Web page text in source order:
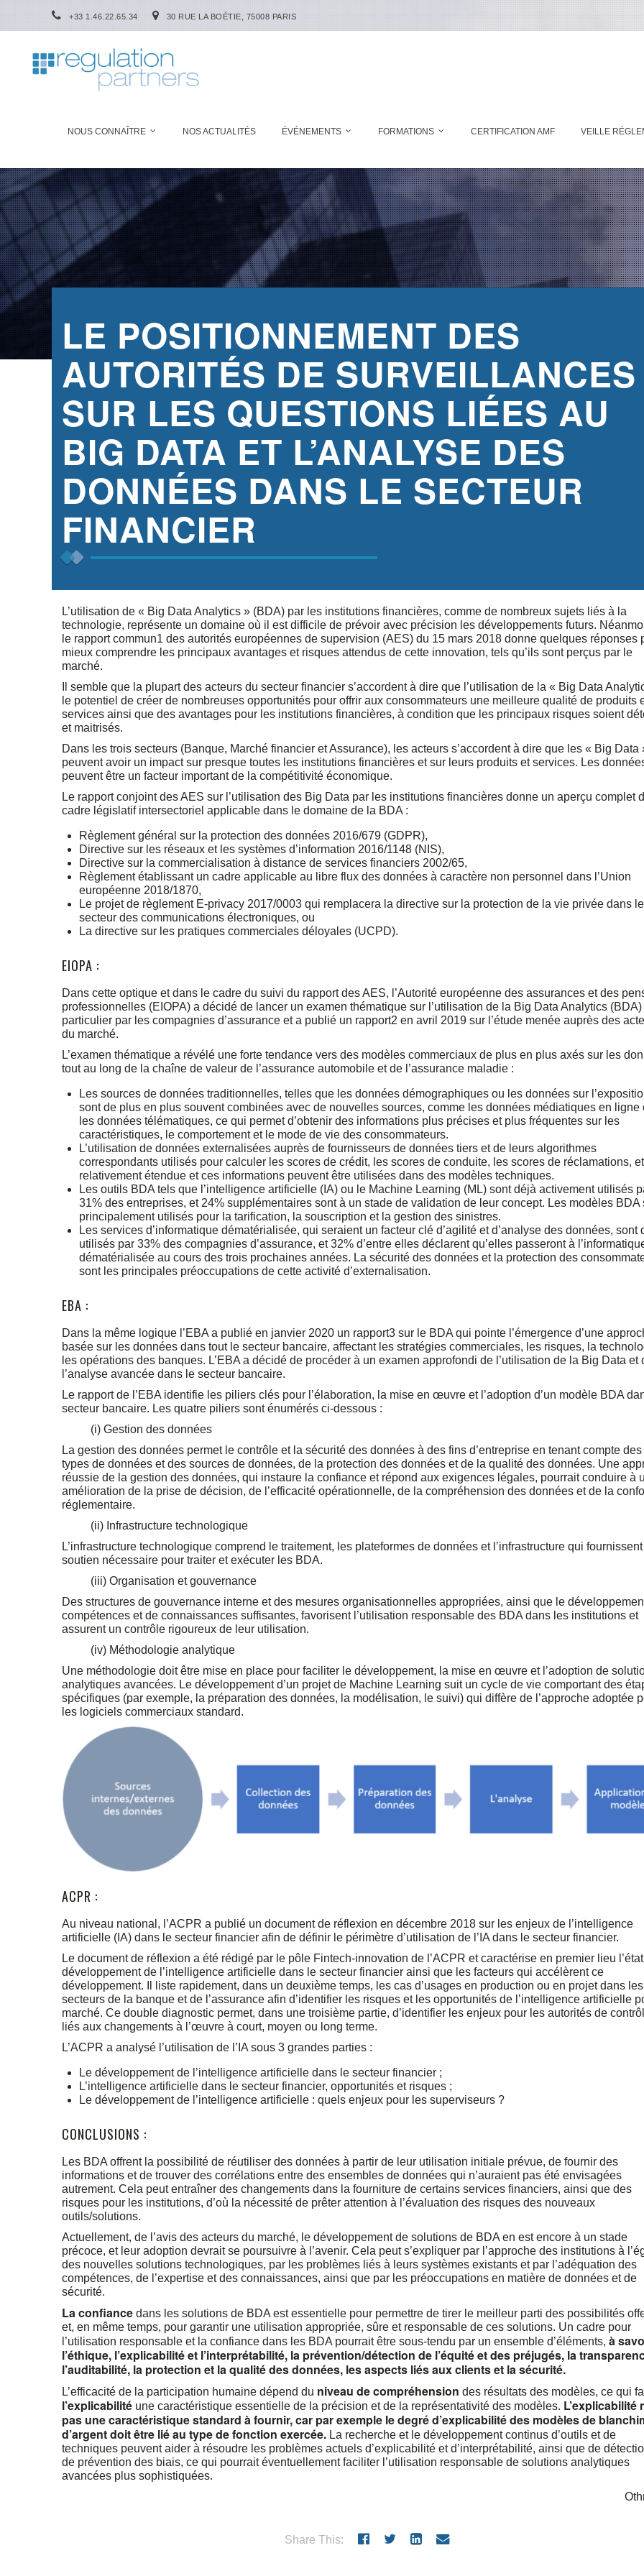
+33 1.46.22.65.34 30 RUE LA BOÉTIE, 75008 PARIS
NOUS CONNAÎTRE NOS ACTUALITÉS ÉVÉNEMENTS FORMATIONS CERTIFICATION AMF VEILLE
LE POSITIONNEMENT DES
AUTORITÉS DE SURVEILLANCES
SUR LES QUESTIONS LIÉES AU
BIG DATA ET L’ANALYSE DES
DONNÉES DANS LE SECTEUR
FINANCIER
L’utilisation de « Big Data Analytics » (BDA) par les institutions financières, comme de nombreux sujets liés à la
technologie, représente un domaine où il est difficile de prévoir avec précision les développements futurs.
le rapport commun1 des autorités européennes de supervision (AES) du 15 mars 2018 donne quelques réponses
mieux comprendre les principaux avantages et risques attendus de cette innovation, tels qu’ils sont perçus par le
marché.
Il semble que la plupart des acteurs du secteur financier s’accordent à dire que l’utilisation de la « Big Data
le potentiel de créer de nombreuses opportunités pour offrir aux consommateurs une meilleure qualité de produits
services ainsi que des avantages pour les institutions financières, à condition que les principaux risques soient
et maitrisés.
Dans les trois secteurs (Banque, Marché financier et Assurance), les acteurs s’accordent à dire que les « Big Data
peuvent avoir un impact sur presque toutes les institutions financières et sur leurs produits et services. Les
peuvent être un facteur important de la compétitivité économique.
Le rapport conjoint des AES sur l’utilisation des Big Data par les institutions financières donne un aperçu complet
cadre législatif intersectoriel applicable dans le domaine de la BDA :
Règlement général sur la protection des données 2016/679 (GDPR),
Directive sur les réseaux et les systèmes d’information 2016/1148 (NIS),
Directive sur la commercialisation à distance de services financiers 2002/65,
Règlement établissant un cadre applicable au libre flux des données à caractère non personnel dans l’Union
européenne 2018/1870,
Le projet de règlement E-privacy 2017/0003 qui remplacera la directive sur la protection de la vie privée dans le
secteur des communications électroniques, ou
La directive sur les pratiques commerciales déloyales (UCPD).
EIOPA :
Dans cette optique et dans le cadre du suivi du rapport des AES, l’Autorité européenne des assurances et des
professionnelles (EIOPA) a décidé de lancer un examen thématique sur l’utilisation de la Big Data Analytics (BDA)
particulier par les compagnies d’assurance et a publié un rapport2 en avril 2019 sur l’étude menée auprès des
du marché.
L’examen thématique a révélé une forte tendance vers des modèles commerciaux de plus en plus axés sur les
tout au long de la chaîne de valeur de l’assurance automobile et de l’assurance maladie :
Les sources de données traditionnelles, telles que les données démographiques ou les données sur
sont de plus en plus souvent combinées avec de nouvelles sources, comme les données médiatiques en ligne
les données télématiques, ce qui permet d’obtenir des informations plus précises et plus fréquentes sur les
caractéristiques, le comportement et le mode de vie des consommateurs.
L’utilisation de données externalisées auprès de fournisseurs de données tiers et de leurs algorithmes
correspondants utilisés pour calculer les scores de crédit, les scores de conduite, les scores de réclamations,
relativement étendue et ces informations peuvent être utilisées dans des modèles techniques.
Les outils BDA tels que l’intelligence artificielle (IA) ou le Machine Learning (ML) sont déjà activement utilisés
31% des entreprises, et 24% supplémentaires sont à un stade de validation de leur concept. Les modèles BDA
principalement utilisés pour la tarification, la souscription et la gestion des sinistres.
Les services d’informatique dématérialisée, qui seraient un facteur clé d’agilité et d’analyse des données, sont
utilisés par 33% des compagnies d’assurance, et 32% d’entre elles déclarent qu’elles passeront à
dématérialisée au cours des trois prochaines années. La sécurité des données et la protection des
sont les principales préoccupations de cette activité d’externalisation.
EBA :
Dans la même logique l’EBA a publié en janvier 2020 un rapport3 sur le BDA qui pointe l’émergence d’une
basée sur les données dans tout le secteur bancaire, affectant les stratégies commerciales, les risques, la
les opérations des banques. L’EBA a décidé de procéder à un examen approfondi de l’utilisation de la Big Data et
l’analyse avancée dans le secteur bancaire.
Le rapport de l’EBA identifie les piliers clés pour l’élaboration, la mise en œuvre et l’adoption d’un modèle BDA
secteur bancaire. Les quatre piliers sont énumérés ci-dessous :
(i) Gestion des données
La gestion des données permet le contrôle et la sécurité des données à des fins d’entreprise en tenant compte des
types de données et des sources de données, de la protection des données et de la qualité des données. Une
réussie de la gestion des données, qui instaure la confiance et répond aux exigences légales, pourrait conduire à
amélioration de la prise de décision, de l’efficacité opérationnelle, de la compréhension des données et de la
réglementaire.
(ii) Infrastructure technologique
L’infrastructure technologique comprend le traitement, les plateformes de données et l’infrastructure qui
soutien nécessaire pour traiter et exécuter les BDA.
(iii) Organisation et gouvernance
Des structures de gouvernance interne et des mesures organisationnelles appropriées, ainsi que le
compétences et de connaissances suffisantes, favorisent l’utilisation responsable des BDA dans les institutions et
assurent un contrôle rigoureux de leur utilisation.
(iv) Méthodologie analytique
Une méthodologie doit être mise en place pour faciliter le développement, la mise en œuvre et l’adoption de
analytiques avancées. Le développement d’un projet de Machine Learning suit un cycle de vie comportant des
spécifiques (par exemple, la préparation des données, la modélisation, le suivi) qui diffère de l’approche adoptée
les logiciels commerciaux standard.
ACPR :
Au niveau national, l’ACPR a publié un document de réflexion en décembre 2018 sur les enjeux de l’intelligence
artificielle (IA) dans le secteur financier afin de définir le périmètre d’utilisation de l’IA dans le secteur financier.
Le document de réflexion a été rédigé par le pôle Fintech-innovation de l’ACPR et caractérise en premier lieu
développement de l’intelligence artificielle dans le secteur financier ainsi que les facteurs qui accélèrent ce
développement. Il liste rapidement, dans un deuxième temps, les cas d’usages en production ou en projet dans les
secteurs de la banque et de l’assurance afin d’identifier les risques et les opportunités de l’intelligence artificielle
marché. Ce double diagnostic permet, dans une troisième partie, d’identifier les enjeux pour les autorités de
liés aux changements à l’œuvre à court, moyen ou long terme.
L’ACPR a analysé l’utilisation de l’IA sous 3 grandes parties :
Le développement de l’intelligence artificielle dans le secteur financier ;
L’intelligence artificielle dans le secteur financier, opportunités et risques ;
Le développement de l’intelligence artificielle : quels enjeux pour les superviseurs ?
CONCLUSIONS :
Les BDA offrent la possibilité de réutiliser des données à partir de leur utilisation initiale prévue, de fournir des
informations et de trouver des corrélations entre des ensembles de données qui n’auraient pas été envisagées
autrement. Cela peut entraîner des changements dans la fourniture de certains services financiers, ainsi que des
risques pour les institutions, d’où la nécessité de prêter attention à l’évaluation des risques des nouveaux
outils/solutions.
Actuellement, de l’avis des acteurs du marché, le développement de solutions de BDA en est encore à un stade
précoce, et leur adoption devrait se poursuivre à l’avenir. Cela peut s’expliquer par l’approche des institutions à
des nouvelles solutions technologiques, par les problèmes liés à leurs systèmes existants et par l’adéquation des
compétences, de l’expertise et des connaissances, ainsi que par les préoccupations en matière de données et de
sécurité.
La confiance dans les solutions de BDA est essentielle pour permettre de tirer le meilleur parti des possibilités
et, en même temps, pour garantir une utilisation appropriée, sûre et responsable de ces solutions. Un cadre pour
l’utilisation responsable et la confiance dans les BDA pourrait être sous-tendu par un ensemble d’éléments, à
l’éthique, l’explicabilité et l’interprétabilité, la prévention/détection de l’équité et des préjugés, la
l’auditabilité, la protection et la qualité des données, les aspects liés aux clients et la sécurité.
L’efficacité de la participation humaine dépend du niveau de compréhension des résultats des modèles, ce qui
l’explicabilité une caractéristique essentielle de la précision et de la représentativité des modèles. L’explicabilité
pas une caractéristique standard à fournir, car par exemple le degré d’explicabilité des modèles de
d’argent doit être lié au type de fonction exercée. La recherche et le développement continus d’outils et de
techniques peuvent aider à résoudre les problèmes actuels d’explicabilité et d’interprétabilité, ainsi que de
de prévention des biais, ce qui pourrait éventuellement faciliter l’utilisation responsable de solutions analytiques
avancées plus sophistiquées.
Share This: